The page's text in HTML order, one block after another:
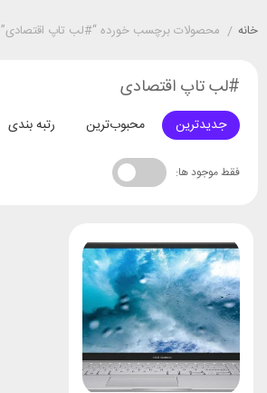
خانه / محصولات برچسب خورده “#لب تاپ اقتصادی”
#لب تاپ اقتصادی
جدیدترین محبوب‌ترین رتبه بندی
فقط موجود ها: